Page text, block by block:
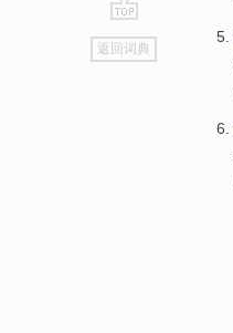
go
top
返回词典